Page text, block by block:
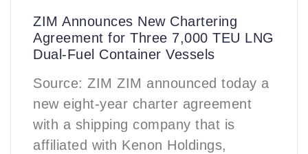
ZIM Announces New Chartering
Agreement for Three 7,000 TEU LNG
Dual-Fuel Container Vessels
Source: ZIM ZIM announced today a
new eight-year charter agreement
with a shipping company that is
affiliated with Kenon Holdings,